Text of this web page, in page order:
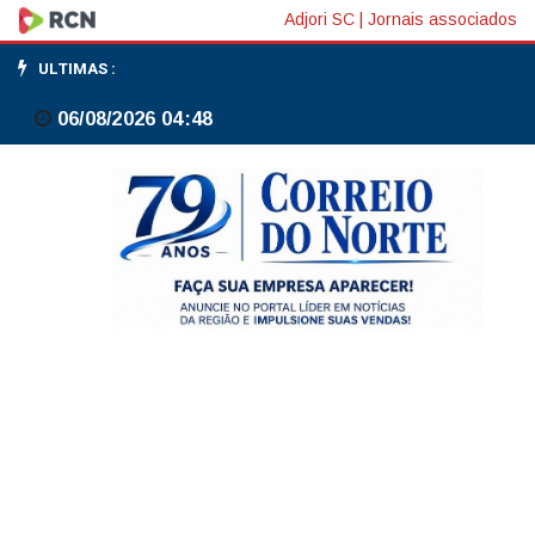
MPRJ
denuncia
policiais
crimes
durante
Adjori SC Jornais associados
ULTIMAS :
06/08/2026 04:48